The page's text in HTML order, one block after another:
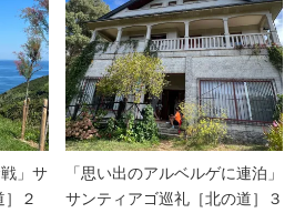
」サ
２
「思い出のアルベルゲに連泊」
サンティアゴ巡礼［北の道］３